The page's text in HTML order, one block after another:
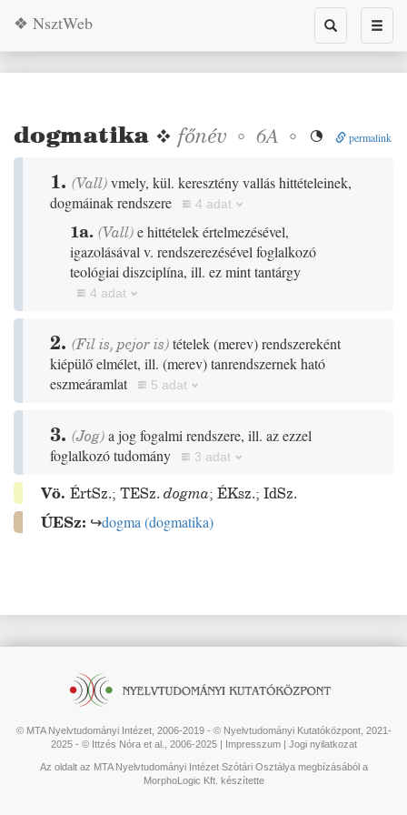
Toggle
search
❖ NsztWeb
dogmatika ❖ főnév ◦ 6A ◦  permalink
1. (Vall)vmely, kül. keresztény vallás hittételeinek,
dogmáinak rendszere
4 adat
1a. (Vall)e hittételek értelmezésével,
igazolásával v. rendszerezésével foglalkozó
teológiai diszciplína, ill. ez mint tantárgy
4 adat
2. (Filis, pejoris)tételek(merev)rendszereként
kiépülő elmélet, ill. (merev)tanrendszernek ható
eszmeáramlat
5 adat
3. (Jog)a jog fogalmi rendszere, ill. az ezzel
foglalkozó tudomány
3 adat
Vö. ÉrtSz.; TESz. dogma; ÉKsz.; IdSz.
ÚESz: ↪dogma (dogmatika)
© MTA Nyelvtudományi Intézet, 2006-2019 - © Nyelvtudományi Kutatóközpont, 2021-
2025 - © Ittzés Nóra et al., 2006-2025 | Impresszum| Jogi nyilatkozat
Az oldalt az MTA Nyelvtudományi Intézet Szótári Osztálya megbízásából a
MorphoLogic Kft. készítette